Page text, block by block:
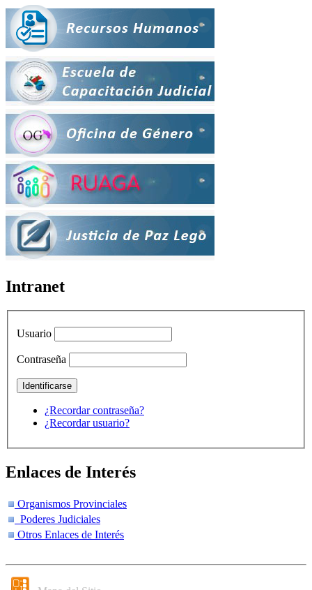
Intranet
Usuario
Contraseña
¿Recordar contraseña?
¿Recordar usuario?
Enlaces de Interés
Organismos Provinciales
Poderes Judiciales
Otros Enlaces de Interés